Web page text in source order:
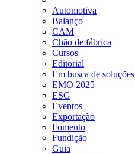
Automotiva
Balanço
CAM
Chão de fábrica
Cursos
Editorial
Em busca de soluções
EMO 2025
ESG
Eventos
Exportação
Fomento
Fundição
Guia